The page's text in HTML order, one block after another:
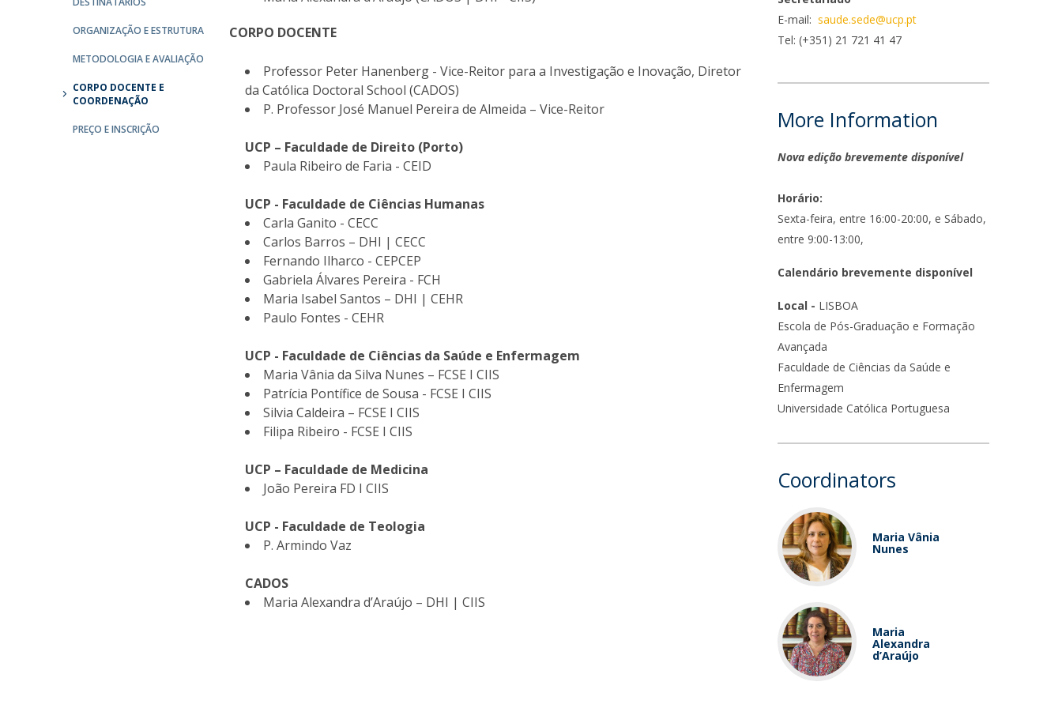
UCP2 Mental Health
UCP4SUCCESS
ORGANIZAÇÃO E ESTRUTURA
METODOLOGIA E AVALIAÇÃO
CORPO DOCENTE E
COORDENAÇÃO
PREÇO E INSCRIÇÃO
CORPO DOCENTE
Professor Peter Hanenberg - Vice-Reitor para a Investigação e Inovação, Diretor
da Católica Doctoral School (CADOS)
P. Professor José Manuel Pereira de Almeida – Vice-Reitor
UCP – Faculdade de Direito (Porto)
Paula Ribeiro de Faria - CEID
UCP - Faculdade de Ciências Humanas
Carla Ganito - CECC
Carlos Barros – DHI | CECC
Fernando Ilharco - CEPCEP
Gabriela Álvares Pereira - FCH
Maria Isabel Santos – DHI | CEHR
Paulo Fontes - CEHR
UCP - Faculdade de Ciências da Saúde e Enfermagem
Maria Vânia da Silva Nunes – FCSE I CIIS
Patrícia Pontífice de Sousa - FCSE I CIIS
Silvia Caldeira – FCSE I CIIS
Filipa Ribeiro - FCSE I CIIS
UCP – Faculdade de Medicina
João Pereira FD I CIIS
UCP - Faculdade de Teologia
P. Armindo Vaz
CADOS
Maria Alexandra d’Araújo – DHI | CIIS
E-mail: saude.sede@ucp.pt
Tel: (+351) 21 721 41 47
More Information
Nova edição brevemente disponível
Horário:
Sexta-feira, entre 16:00-20:00, e Sábado,
entre 9:00-13:00,
Calendário brevemente disponível
Local - LISBOA
Escola de Pós-Graduação e Formação
Avançada
Faculdade de Ciências da Saúde e
Enfermagem
Universidade Católica Portuguesa
Coordinators
Maria Vânia
Nunes
​Maria
Alexandra
d’Araújo